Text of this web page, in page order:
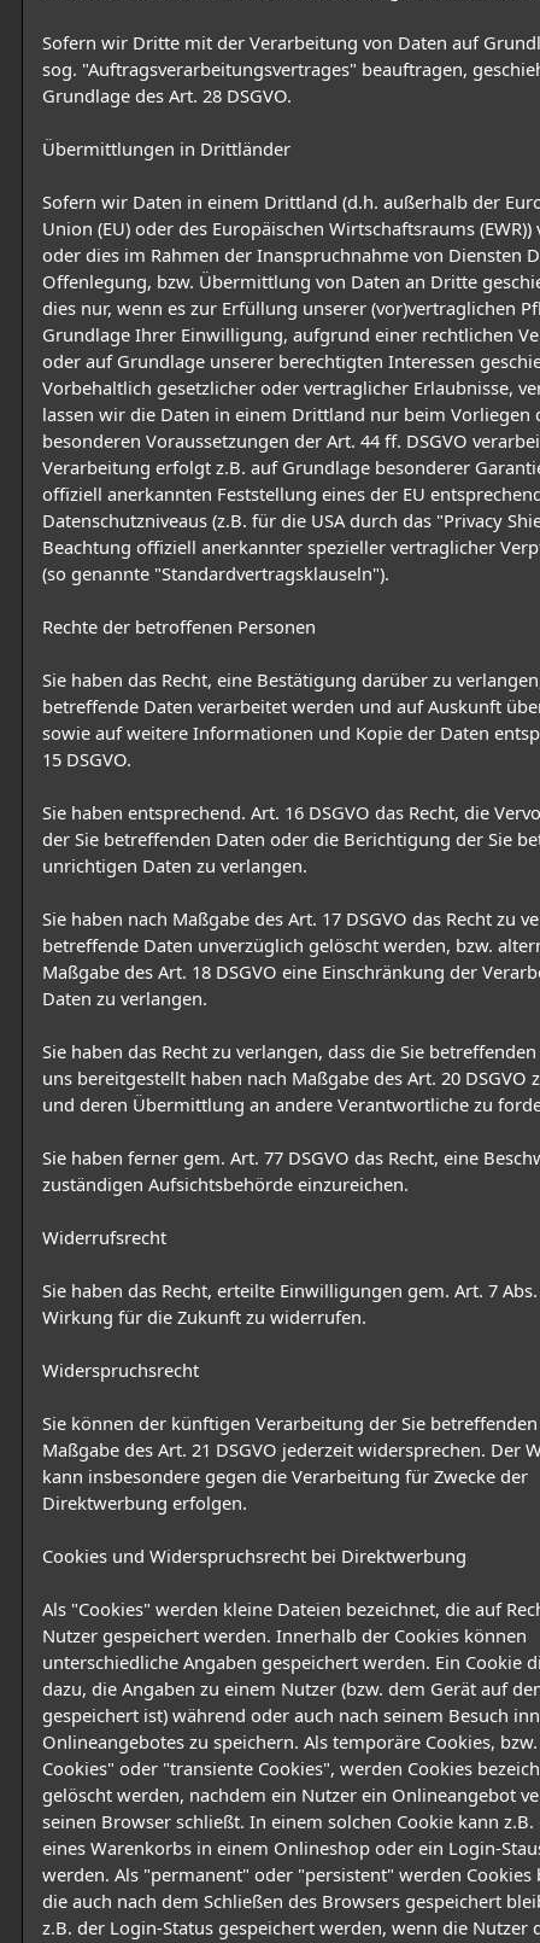
Sofern wir Dritte mit der Verarbeitung von Daten auf
sog. "Auftragsverarbeitungsvertrages" beauftragen,
Grundlage des Art. 28 DSGVO.
Übermittlungen in Drittländer
Sofern wir Daten in einem Drittland (d.h. außerhalb der
Union (EU) oder des Europäischen Wirtschaftsraums
oder dies im Rahmen der Inanspruchnahme von Diensten
Offenlegung, bzw. Übermittlung von Daten an Dritte
dies nur, wenn es zur Erfüllung unserer (vor)vertraglichen
Grundlage Ihrer Einwilligung, aufgrund einer rechtlichen
oder auf Grundlage unserer berechtigten Interessen
Vorbehaltlich gesetzlicher oder vertraglicher Erlaubnisse,
lassen wir die Daten in einem Drittland nur beim Vorliegen
besonderen Voraussetzungen der Art. 44 ff. DSGVO
Verarbeitung erfolgt z.B. auf Grundlage besonderer
offiziell anerkannten Feststellung eines der EU
Datenschutzniveaus (z.B. für die USA durch das "Privacy
Beachtung offiziell anerkannter spezieller vertraglicher
(so genannte "Standardvertragsklauseln").
Rechte der betroffenen Personen
Sie haben das Recht, eine Bestätigung darüber zu
betreffende Daten verarbeitet werden und auf Auskunft
sowie auf weitere Informationen und Kopie der Daten
15 DSGVO.
Sie haben entsprechend. Art. 16 DSGVO das Recht, die
der Sie betreffenden Daten oder die Berichtigung der Sie
unrichtigen Daten zu verlangen.
Sie haben nach Maßgabe des Art. 17 DSGVO das Recht zu
betreffende Daten unverzüglich gelöscht werden, bzw.
Maßgabe des Art. 18 DSGVO eine Einschränkung der
Daten zu verlangen.
Sie haben das Recht zu verlangen, dass die Sie
uns bereitgestellt haben nach Maßgabe des Art. 20 DSGVO
und deren Übermittlung an andere Verantwortliche zu
Sie haben ferner gem. Art. 77 DSGVO das Recht, eine
zuständigen Aufsichtsbehörde einzureichen.
Widerrufsrecht
Sie haben das Recht, erteilte Einwilligungen gem. Art. 7
Wirkung für die Zukunft zu widerrufen.
Widerspruchsrecht
Sie können der künftigen Verarbeitung der Sie
Maßgabe des Art. 21 DSGVO jederzeit widersprechen. Der
kann insbesondere gegen die Verarbeitung für Zwecke der
Direktwerbung erfolgen.
Cookies und Widerspruchsrecht bei Direktwerbung
Als "Cookies" werden kleine Dateien bezeichnet, die auf
Nutzer gespeichert werden. Innerhalb der Cookies können
unterschiedliche Angaben gespeichert werden. Ein Cookie
dazu, die Angaben zu einem Nutzer (bzw. dem Gerät auf
gespeichert ist) während oder auch nach seinem Besuch
Onlineangebotes zu speichern. Als temporäre Cookies,
Cookies" oder "transiente Cookies", werden Cookies
gelöscht werden, nachdem ein Nutzer ein Onlineangebot
seinen Browser schließt. In einem solchen Cookie kann
eines Warenkorbs in einem Onlineshop oder ein Login-
werden. Als "permanent" oder "persistent" werden Cookies
die auch nach dem Schließen des Browsers gespeichert
z.B. der Login-Status gespeichert werden, wenn die Nutzer